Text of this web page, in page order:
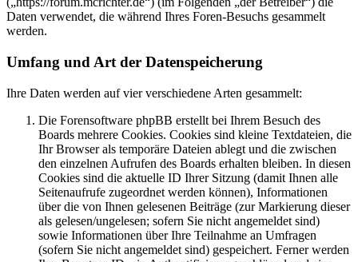
Daten verwendet, die während Ihres Foren-Besuchs gesammelt
werden.
Umfang und Art der Datenspeicherung
Ihre Daten werden auf vier verschiedene Arten gesammelt:
Die Forensoftware phpBB erstellt bei Ihrem Besuch des
Boards mehrere Cookies. Cookies sind kleine Textdateien, die
Ihr Browser als temporäre Dateien ablegt und die zwischen
den einzelnen Aufrufen des Boards erhalten bleiben. In diesen
Cookies sind die aktuelle ID Ihrer Sitzung (damit Ihnen alle
Seitenaufrufe zugeordnet werden können), Informationen
über die von Ihnen gelesenen Beiträge (zur Markierung dieser
als gelesen/ungelesen; sofern Sie nicht angemeldet sind)
sowie Informationen über Ihre Teilnahme an Umfragen
(sofern Sie nicht angemeldet sind) gespeichert. Ferner werden